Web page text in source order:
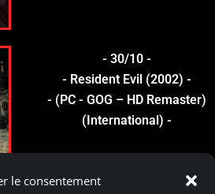
le consentement
- 30/10 -
- Resident Evil (2002) -
- (PC - GOG – HD Remaster)
(International) -